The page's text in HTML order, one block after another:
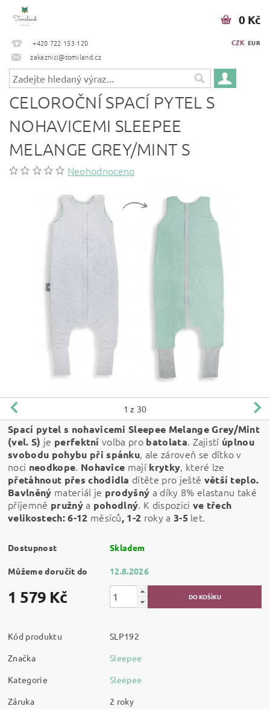
+420 722 153 120
zakaznici@tomiland.cz
CZK EUR
0 Kč
CELOROČNÍ SPACÍ PYTEL S
NOHAVICEMI SLEEPEE
MELANGE GREY/MINT S
Neohodnoceno
1 z 30
Spací pytel s nohavicemi Sleepee Melange Grey/Mint
(vel. S) je perfektnívolba pro batolata. Zajistí úplnou
svobodu pohybu při spánku, ale zároveň se dítko v
noci neodkope. Nohavice mají krytky, které lze
přetáhnout přes chodidla dítěte pro ještě větší teplo.
Bavlněný materiál je prodyšný a díky 8% elastanu také
příjemně pružnýa pohodlný. K dispozici ve třech
velikostech: 6-12 měsíců, 1-2 roky a 3-5 let.
Dostupnost Skladem
Můžeme doručit do 12.8.2026
1 579 Kč
Kód produktu
SLP192
Značka
Sleepee
Kategorie
Sleepee
Záruka
2 roky